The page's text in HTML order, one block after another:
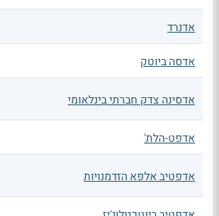
אדנרד
אדסה ביוטק
אדסינה צדק חברתי בינלאומי
אדפט-הלת'
אדפטיב אלפא הזדמנויות